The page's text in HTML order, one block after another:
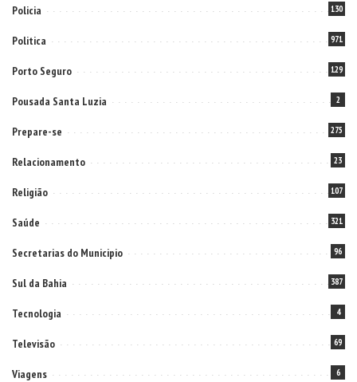
Policia 130
Politica 971
Porto Seguro 129
Pousada Santa Luzia 2
Prepare-se 275
Relacionamento 23
Religião 107
Saúde 321
Secretarias do Municipio 96
Sul da Bahia 387
Tecnologia 4
Televisão 69
Viagens 6